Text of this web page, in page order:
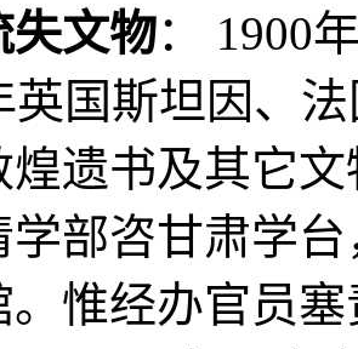
失文物： 1900
英国斯坦因、
煌遗书及其它
学部咨甘肃学
。惟经办官员